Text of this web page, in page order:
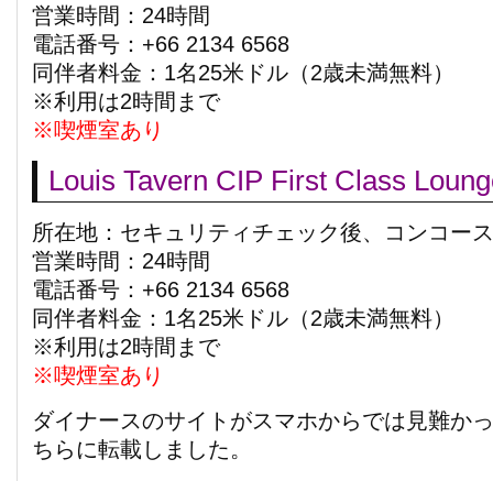
営業時間：24時間
電話番号：+66 2134 6568
同伴者料金：1名25米ドル（2歳未満無料）
※利用は2時間まで
※喫煙室あり
Louis Tavern CIP First Class
所在地：セキュリティチェック後、コンコー
営業時間：24時間
電話番号：+66 2134 6568
同伴者料金：1名25米ドル（2歳未満無料）
※利用は2時間まで
※喫煙室あり
ダイナースのサイトがスマホからでは見難か
ちらに転載しました。